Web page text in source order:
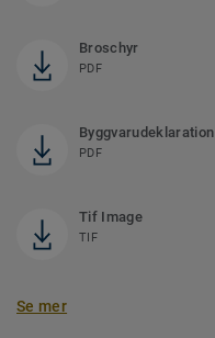
Broschyr
PDF
Byggvarudeklaration
PDF
Tif Image
TIF
Se mer